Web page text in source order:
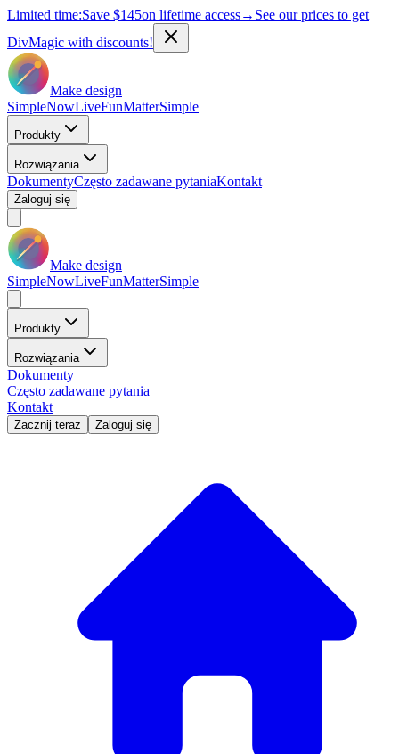
Limited time:Save $145on lifetime access→ See our prices to get
DivMagic with discounts!
Make design
SimpleNowLiveFunMatterSimple
Produkty
Rozwiązania
DokumentyCzęsto zadawane pytaniaKontakt
Zaloguj się
Make design
SimpleNowLiveFunMatterSimple
Produkty
Rozwiązania
Dokumenty
Często zadawane pytania
Kontakt
Zacznij teraz Zaloguj się